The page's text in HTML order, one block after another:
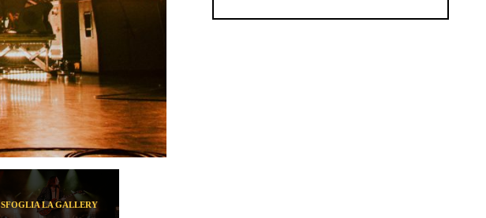
SFOGLIA LA GALLERY